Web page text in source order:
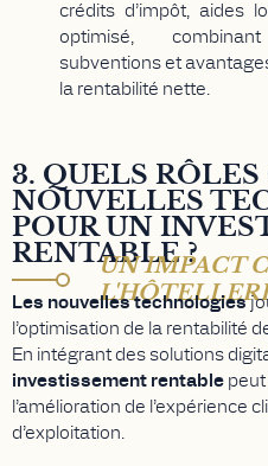
crédits d’impôt, aides
optimisé,
subventions et
la rentabilité nette.
3. QUELS
NOUVELLES
POUR UN
RENTABLE ?
UN IMPACT
Les nouvelles technologies
l’optimisation de la rentabilité
En intégrant des solutions
investissement rentable peut
l’amélioration de l’expérience
d’exploitation.